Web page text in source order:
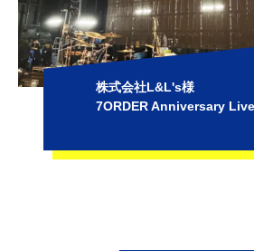
株式会社L&L's様
7ORDER Anniversary